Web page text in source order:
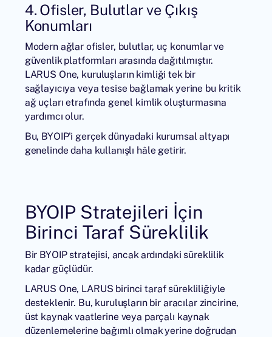
4. Ofisler, Bulutlar ve Çıkış
Konumları
Modern ağlar ofisler, bulutlar, uç konumlar ve
güvenlik platformları arasında dağıtılmıştır.
LARUS One, kuruluşların kimliği tek bir
sağlayıcıya veya tesise bağlamak yerine bu kritik
ağ uçları etrafında genel kimlik oluşturmasına
yardımcı olur.
Bu, BYOIP'i gerçek dünyadaki kurumsal altyapı
genelinde daha kullanışlı hâle getirir.
BYOIP Stratejileri İçin
Birinci Taraf Süreklilik
Bir BYOIP stratejisi, ancak ardındaki süreklilik
kadar güçlüdür.
LARUS One, LARUS birinci taraf sürekliliğiyle
desteklenir. Bu, kuruluşların bir aracılar zincirine,
üst kaynak vaatlerine veya parçalı kaynak
düzenlemelerine bağımlı olmak yerine doğrudan